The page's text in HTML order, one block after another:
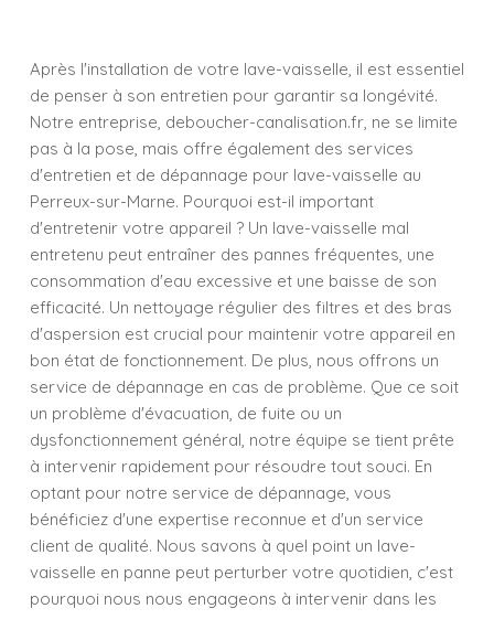
Après l'installation de votre lave-vaisselle, il est essentiel
de penser à son entretien pour garantir sa longévité.
Notre entreprise, deboucher-canalisation.fr, ne se limite
pas à la pose, mais offre également des services
d'entretien et de dépannage pour lave-vaisselle au
Perreux-sur-Marne. Pourquoi est-il important
d'entretenir votre appareil ? Un lave-vaisselle mal
entretenu peut entraîner des pannes fréquentes, une
consommation d'eau excessive et une baisse de son
efficacité. Un nettoyage régulier des filtres et des bras
d'aspersion est crucial pour maintenir votre appareil en
bon état de fonctionnement. De plus, nous offrons un
service de dépannage en cas de problème. Que ce soit
un problème d'évacuation, de fuite ou un
dysfonctionnement général, notre équipe se tient prête
à intervenir rapidement pour résoudre tout souci. En
optant pour notre service de dépannage, vous
bénéficiez d'une expertise reconnue et d'un service
client de qualité. Nous savons à quel point un lave-
vaisselle en panne peut perturber votre quotidien, c'est
pourquoi nous nous engageons à intervenir dans les